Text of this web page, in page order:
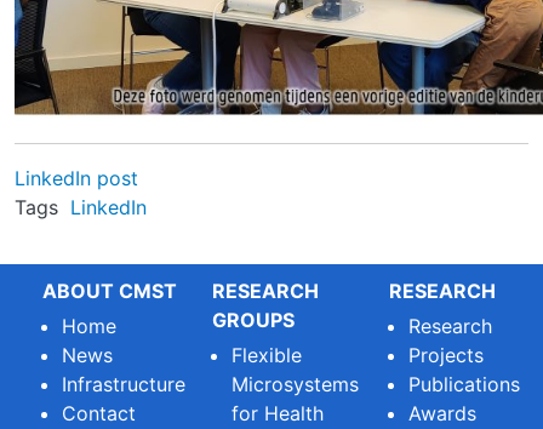
LinkedIn post
Tags LinkedIn
ABOUT CMST
Home
News
Infrastructure
Contact
RESEARCH
GROUPS
Flexible
Microsystems
for Health
RESEARCH
Research
Projects
Publications
Awards